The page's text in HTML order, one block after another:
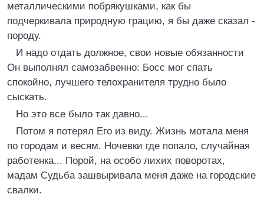
металлическими побрякушками, как бы
подчеркивала природную грацию, я бы даже сказал -
породу.
И надо отдать должное, свои новые обязанности
Он выполнял самозабвенно: Босс мог спать
спокойно, лучшего телохранителя трудно было
сыскать.
Но это все было так давно...
Потом я потерял Его из виду. Жизнь мотала меня
по городам и весям. Ночевки где попало, случайная
работенка... Порой, на особо лихих поворотах,
мадам Судьба зашвыривала меня даже на городские
свалки.